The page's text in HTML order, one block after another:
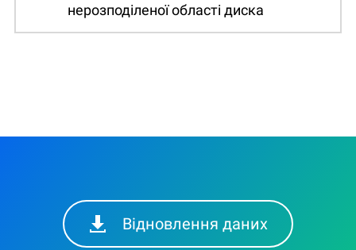
нерозподіленої області диска
Відновлення даних